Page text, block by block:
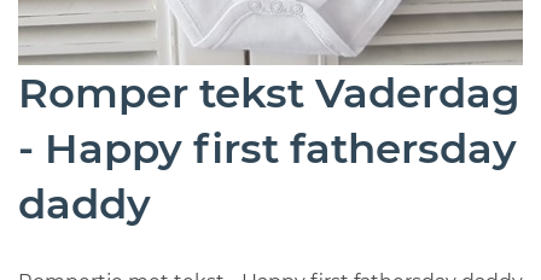
Romper tekst Vaderdag
- Happy first fathersday
daddy